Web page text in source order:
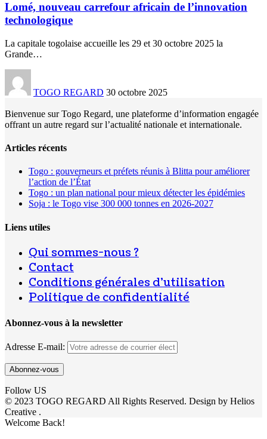
Lomé, nouveau carrefour africain de l’innovation
technologique
La capitale togolaise accueille les 29 et 30 octobre 2025 la
Grande…
TOGO REGARD 30 octobre 2025
Bienvenue sur Togo Regard, une plateforme d’information engagée
offrant un autre regard sur l’actualité nationale et internationale.
Articles récents
Togo : gouverneurs et préfets réunis à Blitta pour améliorer
l’action de l’État
Togo : un plan national pour mieux détecter les épidémies
Soja : le Togo vise 300 000 tonnes en 2026-2027
Liens utiles
Qui sommes-nous ?
Contact
Conditions générales d’utilisation
Politique de confidentialité
Abonnez-vous à la newsletter
Adresse E-mail:
Follow US
© 2023 TOGO REGARD All Rights Reserved. Design by Helios
Creative .
Welcome Back!